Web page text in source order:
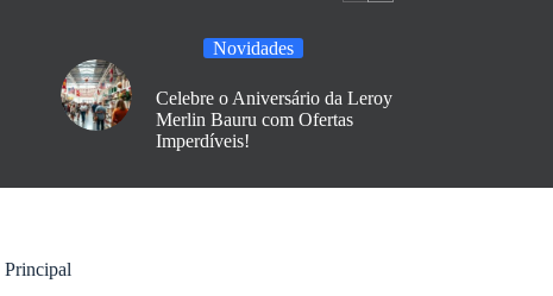
Novidades
Celebre o Aniversário da Leroy
Merlin Bauru com Ofertas
Imperdíveis!
Principal